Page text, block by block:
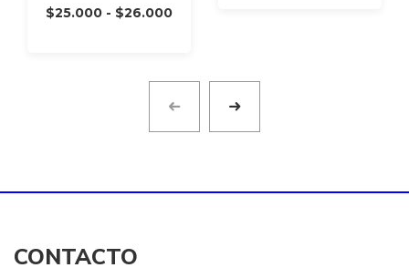
$25.000 - $26.000Rango
CONTACTO